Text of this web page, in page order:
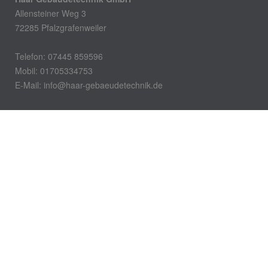
Allensteiner Weg 3
72285 Pfalzgrafenweiler
Telefon: 07445 859596
Mobil: 01705334753
E-Mail: info@haar-gebaeudetechnik.de